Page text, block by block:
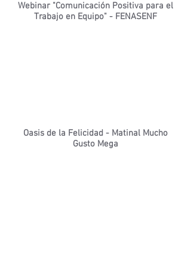
Webinar "Comunicación Positiva para el
Trabajo en Equipo" - FENASENF
Oasis de la Felicidad - Matinal Mucho
Gusto Mega